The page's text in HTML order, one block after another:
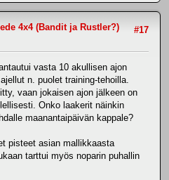
#17
4x4 (Bandit ja Rustler?)
vasta 10 akullisen ajon
n. puolet training-tehoilla.
vaan jokaisen ajon jälkeen on
Onko laakerit näinkin
maanantaipäivän kappale?
pisteet asian mallikkaasta
tarttui myös noparin puhallin